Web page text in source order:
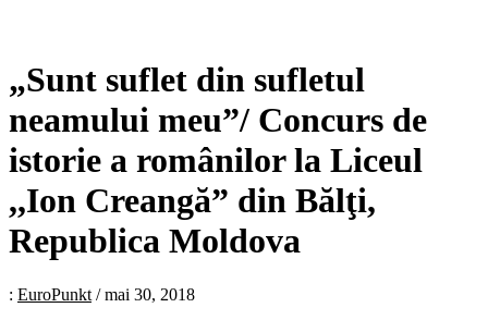
„Sunt suflet din sufletul
neamului meu”/ Concurs de
istorie a românilor la Liceul
,,Ion Creangă” din Bălţi,
Republica Moldova
: EuroPunkt /mai 30, 2018